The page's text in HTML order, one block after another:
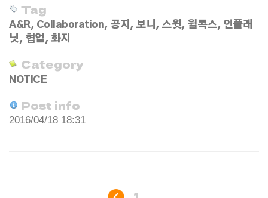
Tag
A&R, Collaboration, 공지 , 보니 , 스윗, 윌콕스, 인플래
닛 , 협업 , 화지
Category
NOTICE
Post info
2016/04/18 18:31